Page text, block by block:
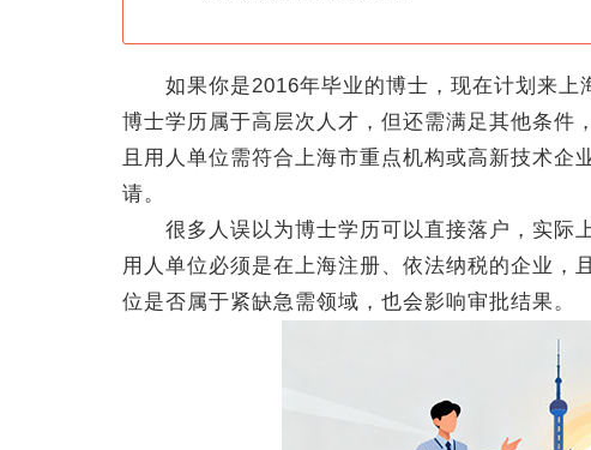
如果你是2016年毕业的博士，现在计划来上
博士学历属于高层次人才，但还需满足其他条件
且用人单位需符合上海市重点机构或高新技术企
请。
很多人误以为博士学历可以直接落户，实际上
用人单位必须是在上海注册、依法纳税的企业，
位是否属于紧缺急需领域，也会影响审批结果。